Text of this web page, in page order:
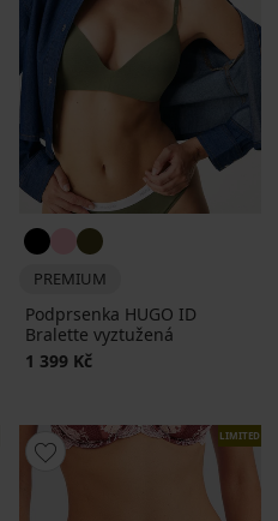
PREMIUM
Podprsenka HUGO ID
Bralette vyztužená
1 399 Kč
LIMITED